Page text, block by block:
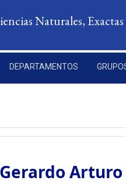
Naturales,
DEPARTAMENTOS
Gerardo